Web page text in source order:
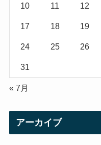
10 11 12
17 18 19
24 25 26
31
« 7月
アーカイブ